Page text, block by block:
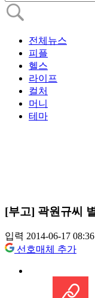
전체뉴스
피플
헬스
라이프
컬처
머니
테마
[부고] 곽원규씨
입력 2014-06-17 08:36
선호매체 추가